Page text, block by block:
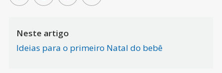
Neste artigo
Ideias para o primeiro Natal do bebê